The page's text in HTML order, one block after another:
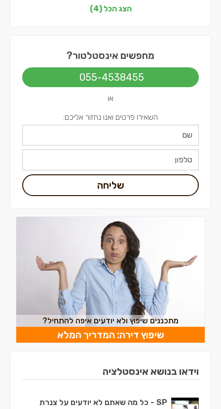
אינסטלטורים בתל אביבהצג הכל (4)
מחפשים אינסטלטור?
055-4538455
או
השאירו פרטים ואנו נחזור אליכם:
שליחה
מתכננים שיפוץ ולא יודעים איפה להתחיל?
שיפוץ דירה: המדריך המלא
וידאו בנושא אינסטלציה
SP - כל מה שאתם לא יודעים על צנרת